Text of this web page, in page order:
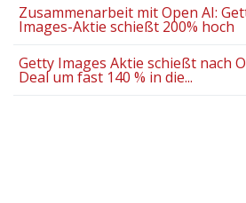
Zusammenarbeit mit Open AI:
Images-Aktie schießt 200% hoch
Getty Images Aktie schießt nach
Deal um fast 140 % in die...